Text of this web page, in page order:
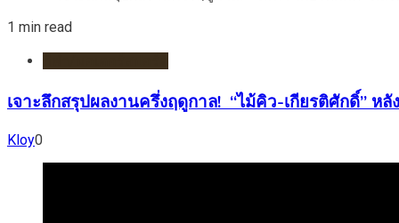
1 min read
เจาะลึกสรุปผลงานครึ่งฤดูกาล! “ไม้คิว-เกียรติศักดิ์”
Kloy0